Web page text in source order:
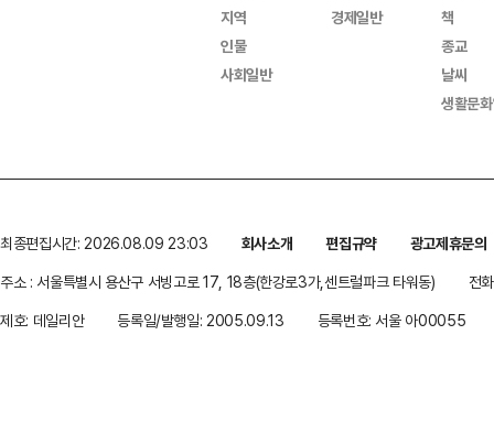
지역
인물
사회일반
경제일반
책
종교
날씨
생활문
최종편집시간: 2026.08.09 23:03 회사소개 편집규약
광고제휴문의
주소 : 서울특별시 용산구 서빙고로 17, 18층(한강로3가,센트럴파크 타워동)
전
제호: 데일리안
등록일/발행일: 2005.09.13 등록번호: 서울 아00055